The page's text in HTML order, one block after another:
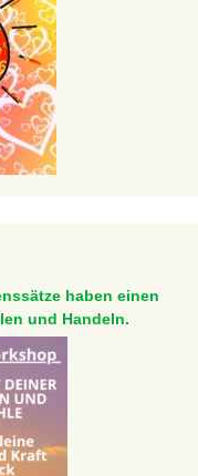
haben einen
und Handeln.